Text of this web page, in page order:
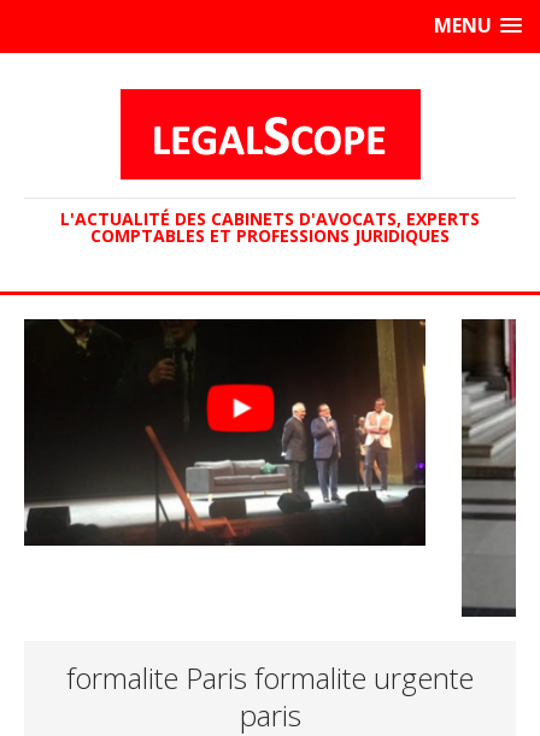
MENU
L'ACTUALITÉ DES CABINETS D'AVOCATS, EXPERTS
COMPTABLES ET PROFESSIONS JURIDIQUES
formalite Paris formalite urgente
paris